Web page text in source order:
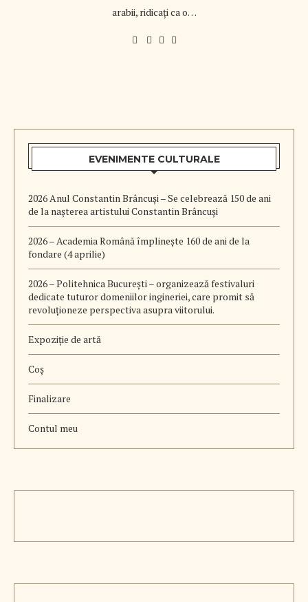
arabii, ridicaţi ca o…
EVENIMENTE CULTURALE
2026 Anul Constantin Brâncuși – Se celebrează 150 de ani
de la nașterea artistului Constantin Brâncuși
2026 – Academia Română împlinește 160 de ani de la
fondare (4 aprilie)
2026 – Politehnica București – organizează festivaluri
dedicate tuturor domeniilor ingineriei, care promit să
revoluționeze perspectiva asupra viitorului.
Expoziție de artă
Coș
Finalizare
Contul meu